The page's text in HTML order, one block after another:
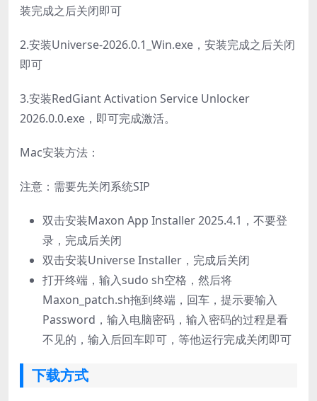
装完成之后关闭即可
2.安装Universe-2026.0.1_Win.exe，安装完成之后关闭
即可
3.安装RedGiant Activation Service Unlocker
2026.0.0.exe，即可完成激活。
Mac安装方法：
注意：需要先关闭系统SIP
双击安装Maxon App Installer 2025.4.1，不要登
录，完成后关闭
双击安装Universe Installer，完成后关闭
打开终端，输入sudo sh空格，然后将
Maxon_patch.sh拖到终端，回车，提示要输入
Password，输入电脑密码，输入密码的过程是看
不见的，输入后回车即可，等他运行完成关闭即可
下载方式